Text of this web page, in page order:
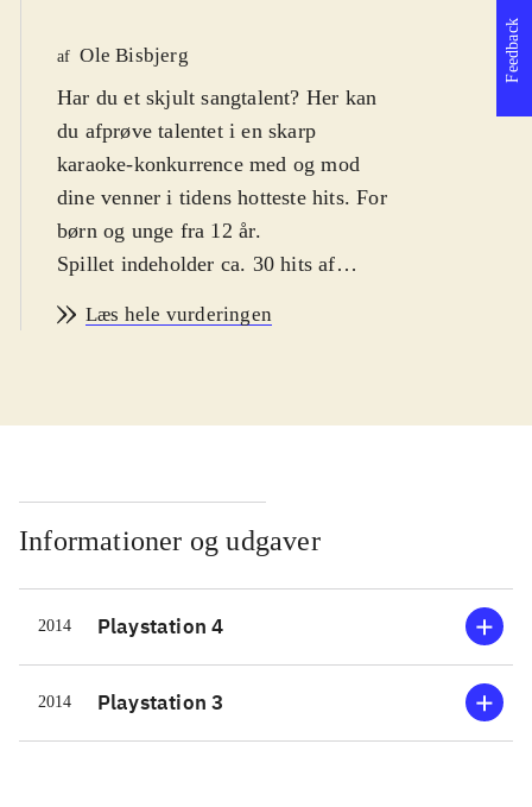
af Ole Bisbjerg
Har du et skjult sangtalent? Her kan
du afprøve talentet i en skarp
karaoke-konkurrence med og mod
dine venner i tidens hotteste hits. For
børn og unge fra 12 år.
Spillet indeholder ca. 30 hits af
One Direction, Selena Gomez, Lionel
kan man købe flere sange, og
udgivelser i serien anvendes. Man
interagerer med spillet via mikrofon
(trådløs eller kabel) eller via en app
på smartphonen. Gameplay er det
kendte og velafprøvede. Sangeren
skal forsøge at ramme melodien i
sangen bedst muligt på baggrund af
Læs hele vurderingen
Informationer og udgaver
2014 Playstation 4
2014 Playstation 3
Feedback